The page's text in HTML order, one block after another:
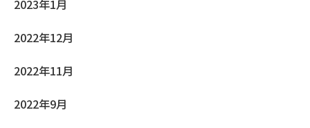
2023年1月
2022年12月
2022年11月
2022年9月